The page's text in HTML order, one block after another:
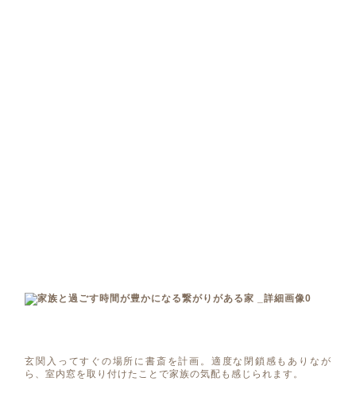
玄関入ってすぐの場所に書斎を計画。適度な閉鎖感もありなが
ら、室内窓を取り付けたことで家族の気配も感じられます。